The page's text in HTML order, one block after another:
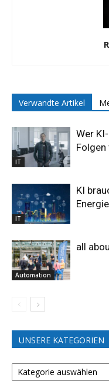
Verwandte Artikel
IT
Wer
Folgen
IT
KI
Automation
all
UNSERE KATEGORIEN
UNSERE
KATEGORIEN